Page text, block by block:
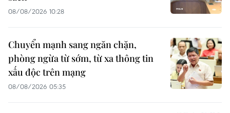
08/08/2026 10:28
Chuyển mạnh sang ngăn chặn,
phòng ngừa từ sớm, từ xa thông tin
xấu độc trên mạng
08/08/2026 05:35